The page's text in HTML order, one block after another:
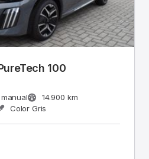
Peugeot 208 GT PureTech 100
14.900 km
Color Gris